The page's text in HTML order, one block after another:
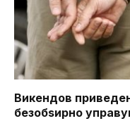
Викендов
безобѕирно